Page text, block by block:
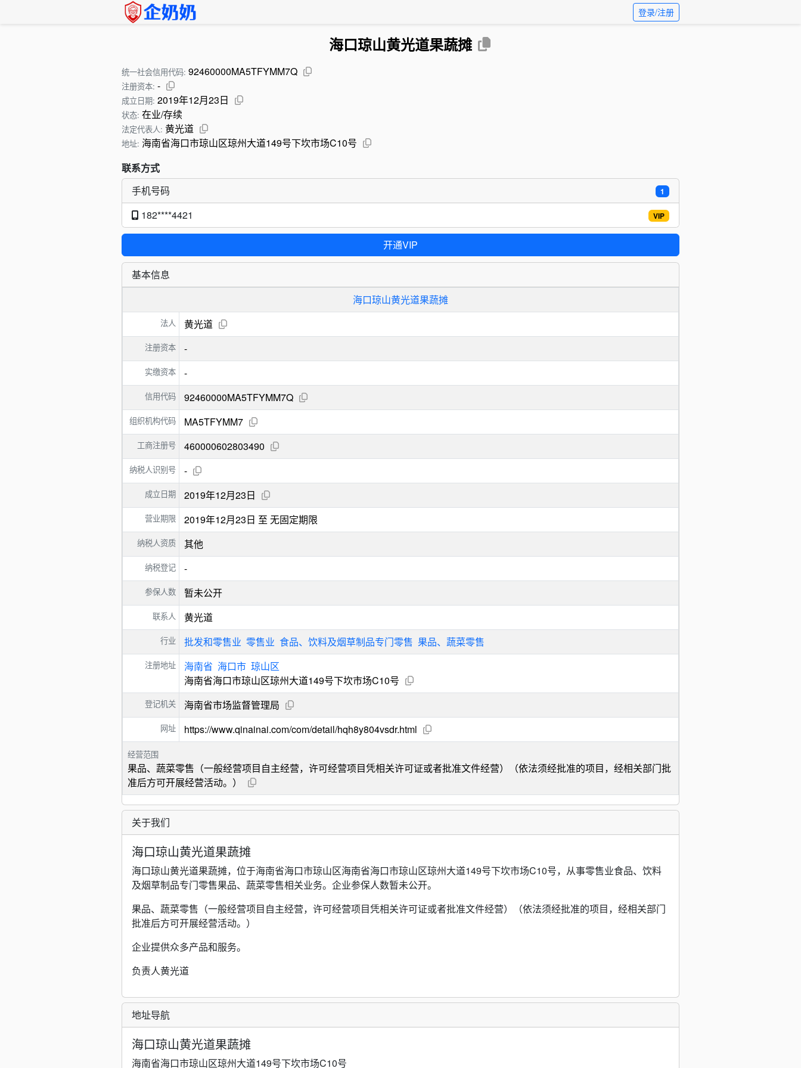
登录/注册
海口琼山黄光道果蔬摊
统一社会信用代码: 92460000MA5TFYMM7Q
注册资本: -
成立日期: 2019年12月23日
状态: 在业/存续
法定代表人: 黄光道
地址: 海南省海口市琼山区琼州大道149号下坎市场C10号
联系方式
1
手机号码
VIP
182****4421
开通VIP
基本信息
海口琼山黄光道果蔬摊
法人 黄光道
注册资本 -
实缴资本 -
信用代码 92460000MA5TFYMM7Q
组织机构代码 MA5TFYMM7
工商注册号 460000602803490
纳税人识别号 -
成立日期 2019年12月23日
营业期限 2019年12月23日 至 无固定期限
纳税人资质 其他
纳税登记 -
参保人数 暂未公开
联系人 黄光道
行业 批发和零售业 零售业 食品、饮料及烟草制品专门零售 果品、蔬菜零售
注册地址 海南省 海口市 琼山区
海南省海口市琼山区琼州大道149号下坎市场C10号
登记机关 海南省市场监督管理局
网址 https://www.qinainai.com/com/detail/hqh8y804vsdr.html
经营范围
果品、蔬菜零售（一般经营项目自主经营，许可经营项目凭相关许可证或者批准文件经营）（依法须经批准的项目，经相关部门批
准后方可开展经营活动。）
关于我们
海口琼山黄光道果蔬摊
海口琼山黄光道果蔬摊，位于海南省海口市琼山区海南省海口市琼山区琼州大道149号下坎市场C10号，从事零售业食品、饮料
及烟草制品专门零售果品、蔬菜零售相关业务。企业参保人数暂未公开。
果品、蔬菜零售（一般经营项目自主经营，许可经营项目凭相关许可证或者批准文件经营）（依法须经批准的项目，经相关部门
批准后方可开展经营活动。）
企业提供众多产品和服务。
负责人黄光道
地址导航
海口琼山黄光道果蔬摊
海南省海口市琼山区琼州大道149号下坎市场C10号